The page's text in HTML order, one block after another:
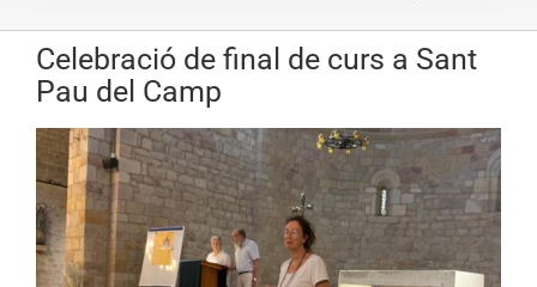
Celebració de final de curs a Sant
Pau del Camp
View
Larger
Image